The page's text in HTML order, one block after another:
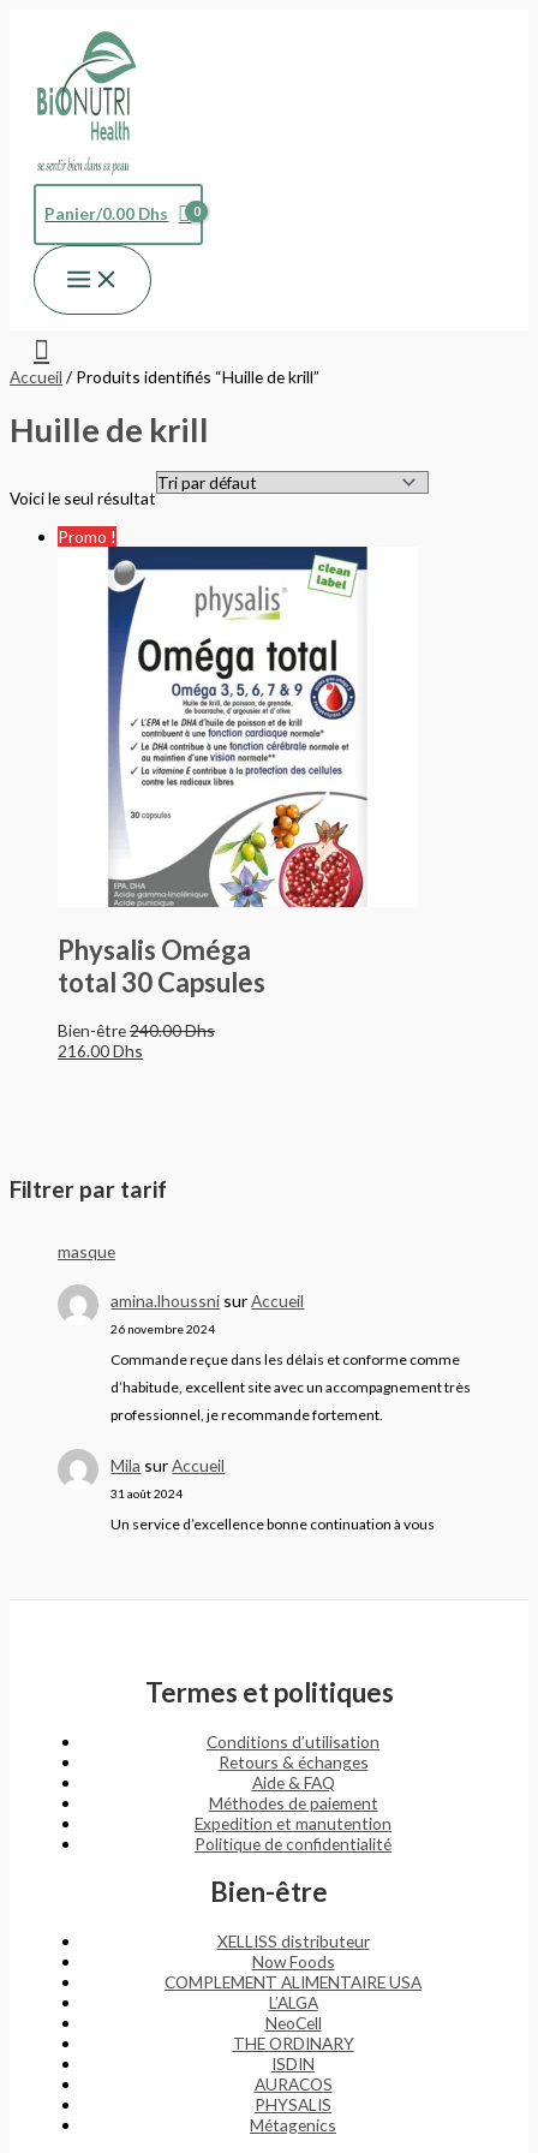
Panier/0.00 Dhs
Rechercher
Filtrer par tarif
masque
amina.lhoussni surAccueil
26 novembre 2024
Commande reçue dans les délais et conforme comme
d’habitude, excellent site avec un accompagnement très
professionnel, je recommande fortement.
Mila surAccueil
31 août 2024
Un service d’excellence bonne continuation à vous
Accueil / Produits identifiés “Huille de krill”
Huille de krill
Voici le seul résultat
Promo !
Physalis Oméga
total 30 Capsules
Bien-être240.00Dhs
initial
était :
240.00 Dhs.
216.00Dhs
Termes et politiques
Conditions d’utilisation
Retours & échanges
Aide & FAQ
Méthodes de paiement
Expedition et manutention
Politique de confidentialité
Bien-être
XELLISS distributeur
Now Foods
COMPLEMENT ALIMENTAIRE USA
L’ALGA
NeoCell
THE ORDINARY
ISDIN
AURACOS
PHYSALIS
Métagenics